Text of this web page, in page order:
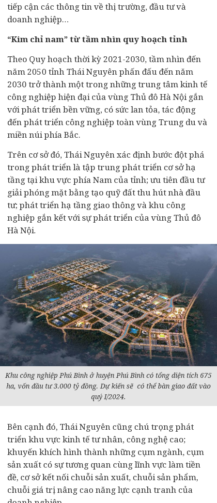
tiếp cận các thông tin về thị trường, đầu tư và
doanh nghiệp…
“Kim chỉ nam” từ tầm nhìn quy hoạch tỉnh
Theo Quy hoạch thời kỳ 2021-2030, tầm nhìn đến
năm 2050 tỉnh Thái Nguyên phấn đấu đến năm
2030 trở thành một trong những trung tâm kinh tế
công nghiệp hiện đại của vùng Thủ đô Hà Nội gắn
với phát triển bền vững, có sức lan tỏa, tác động
đến phát triển công nghiệp toàn vùng Trung du và
miền núi phía Bắc.
Trên cơ sở đó, Thái Nguyên xác định bước đột phá
trong phát triển là tập trung phát triển cơ sở hạ
tầng tại khu vực phía Nam của tỉnh; ưu tiên đầu tư
giải phóng mặt bằng tạo quỹ đất thu hút nhà đầu
tư; phát triển hạ tầng giao thông và khu công
nghiệp gắn kết với sự phát triển của vùng Thủ đô
Hà Nội.
Khu công nghiệp Phú Bình ở huyện Phú Bình có tổng diện tích 675
ha, vốn đầu tư 3.000 tỷ đồng. Dự kiến sẽ có thể bàn giao đất vào
quý I/2024.
Bên cạnh đó, Thái Nguyên cũng chú trọng phát
triển khu vực kinh tế tư nhân, công nghệ cao;
khuyến khích hình thành những cụm ngành, cụm
sản xuất có sự tương quan cùng lĩnh vực làm tiền
đề, cơ sở kết nối chuỗi sản xuất, chuỗi sản phẩm,
chuỗi giá trị nâng cao năng lực cạnh tranh của